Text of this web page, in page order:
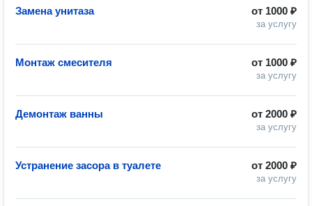
от 1000 ₽
за услугу
Замена унитаза
от 1000 ₽
за услугу
Монтаж смесителя
от 2000 ₽
за услугу
Демонтаж ванны
от 2000 ₽
за услугу
Устранение засора в туалете